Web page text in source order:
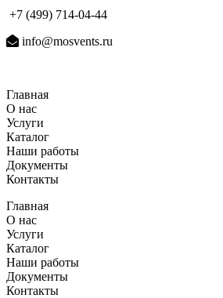
+7 (499) 714-04-44
info@mosvents.ru
Главная
О нас
Услуги
Каталог
Наши работы
Документы
Контакты
Главная
О нас
Услуги
Каталог
Наши работы
Документы
Контакты